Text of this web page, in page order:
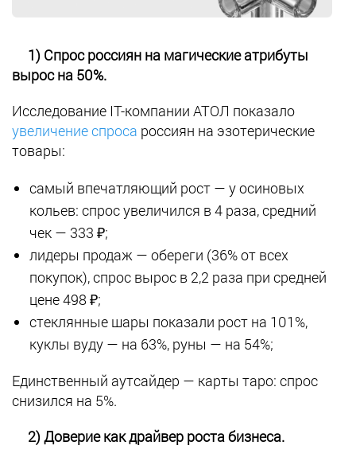
1) Спрос россиян на магические атрибуты
вырос на 50%.
Исследование IT-компании АТОЛ показало
увеличение спроса россиян на эзотерические
товары:
самый впечатляющий рост — у осиновых
кольев: спрос увеличился в 4 раза, средний
чек — 333 ₽;
лидеры продаж — обереги (36% от всех
покупок), спрос вырос в 2,2 раза при средней
цене 498 ₽;
стеклянные шары показали рост на 101%,
куклы вуду — на 63%, руны — на 54%;
Единственный аутсайдер — карты таро: спрос
снизился на 5%.
2) Доверие как драйвер роста бизнеса.